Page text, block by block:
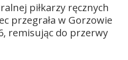
piłkarzy ręcznych
przegrała w Gorzowie
remisując do przerwy